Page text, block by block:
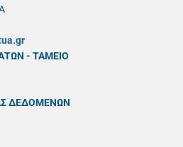
- ΤΑΜΕΙΟ
ΔΕΔΟΜΕΝΩΝ